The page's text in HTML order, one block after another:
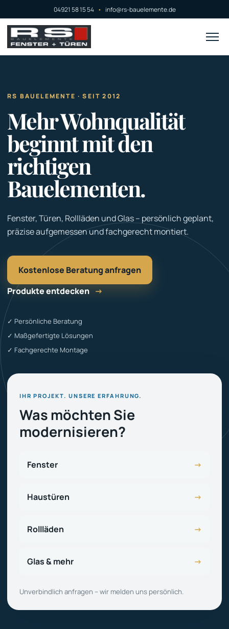
04921 58 15 54 • info@rs-bauelemente.de
RS BAUELEMENTE · SEIT 2012
Mehr Wohnqualität
beginnt mit den
richtigen
Bauelementen.
Fenster, Türen, Rollläden und Glas – persönlich geplant,
präzise aufgemessen und fachgerecht montiert.
Kostenlose Beratung anfragen
Produkte entdecken →
✓ Persönliche Beratung
✓ Maßgefertigte Lösungen
✓ Fachgerechte Montage
IHR PROJEKT. UNSERE ERFAHRUNG.
Was möchten Sie
modernisieren?
Fenster →
Haustüren →
Rollläden →
Glas & mehr →
Unverbindlich anfragen – wir melden uns persönlich.